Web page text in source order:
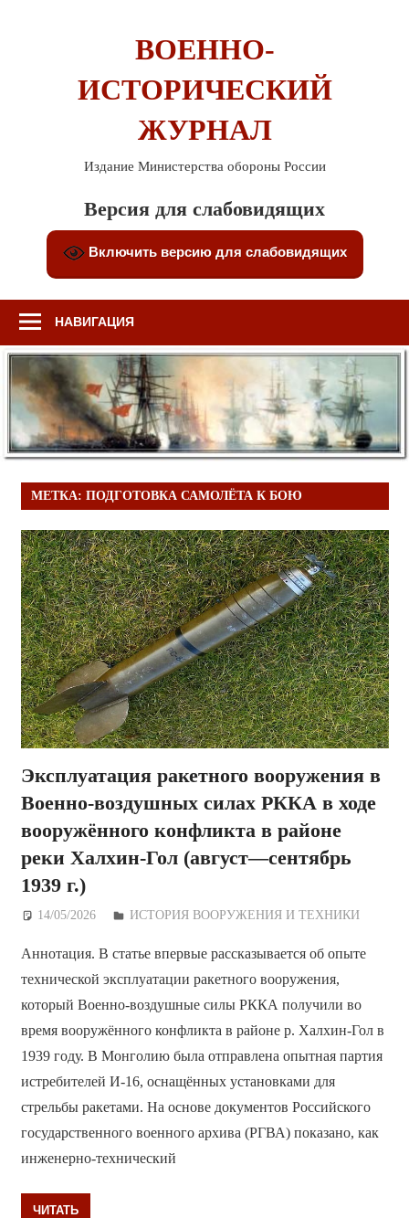
ВОЕННО-
ИСТОРИЧЕСКИЙ
ЖУРНАЛ
Издание Министерства обороны России
Версия для слабовидящих
Включить версию для слабовидящих
НАВИГАЦИЯ
МЕТКА: ПОДГОТОВКА САМОЛЁТА К БОЮ
Эксплуатация ракетного вооружения в
Военно-воздушных силах РККА в ходе
вооружённого конфликта в районе
реки Халхин-Гол (август—сентябрь
1939 г.)
14/05/2026 Дежурный по Редакции
ИСТОРИЯ ВООРУЖЕНИЯ И ТЕХНИКИ
Аннотация. В статье впервые рассказывается об опыте
технической эксплуатации ракетного вооружения,
который Военно-воздушные силы РККА получили во
время вооружённого конфликта в районе р. Халхин-Гол в
1939 году. В Монголию была отправлена опытная партия
истребителей И-16, оснащённых установками для
стрельбы ракетами. На основе документов Российского
государственного военного архива (РГВА) показано, как
инженерно-технический
ЧИТАТЬ